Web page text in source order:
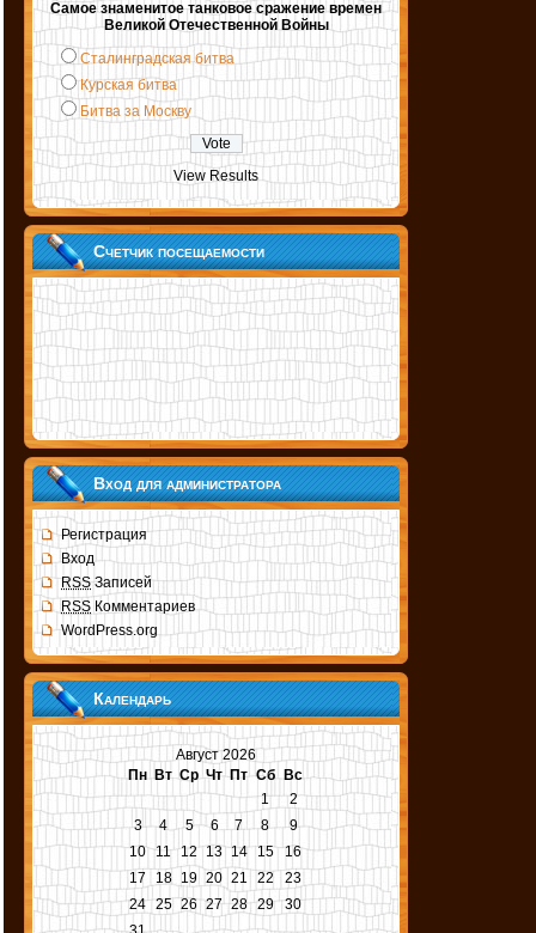
Самое знаменитое танковое сражение времен
Великой Отечественной Войны
Сталинградская битва
Курская битва
Битва за Москву
View Results
Счетчик посещаемости
Вход для администратора
Регистрация
Вход
RSSЗаписей
RSS Комментариев
WordPress.org
Календарь
Август 2026
Пн Вт Ср Чт Пт Сб Вс
1
2
3
4 5 6 7 8
9
10 11 12 13 14 15
16
17
18 19 20 21 22
23
24 25 26 27 28 29
30